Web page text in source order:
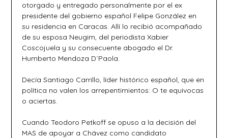
otorgado y entregado personalmente por el ex
presidente del gobierno español Felipe González en
su residencia en Caracas. Allí lo recibió acompañado
de su esposa Neugim, del periodista Xabier
Coscojuela y su consecuente abogado el Dr.
Humberto Mendoza D´Paola.
Decía Santiago Carrillo, líder histórico español, que en
política no valen los arrepentimientos: O te equivocas
o aciertas.
Cuando Teodoro Petkoff se opuso a la decisión del
MAS de apoyar a Chávez como candidato